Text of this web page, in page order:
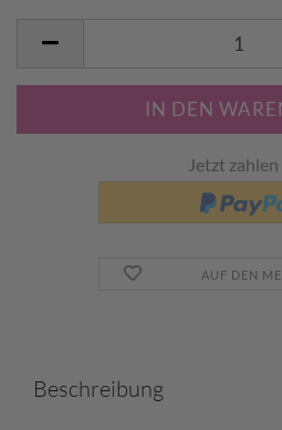
Jetzt
AUF DEN
Beschreibung